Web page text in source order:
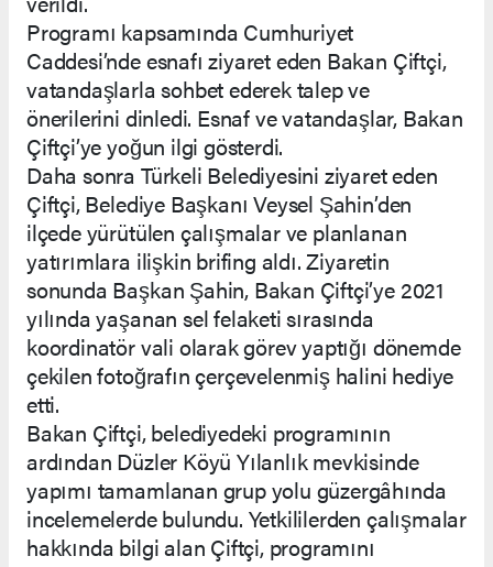
Programı kapsamında Cumhuriyet
Caddesi’nde esnafı ziyaret eden Bakan Çiftçi,
vatandaşlarla sohbet ederek talep ve
önerilerini dinledi. Esnaf ve vatandaşlar, Bakan
Çiftçi’ye yoğun ilgi gösterdi.
Daha sonra Türkeli Belediyesini ziyaret eden
Çiftçi, Belediye Başkanı Veysel Şahin’den
ilçede yürütülen çalışmalar ve planlanan
yatırımlara ilişkin brifing aldı. Ziyaretin
sonunda Başkan Şahin, Bakan Çiftçi’ye 2021
yılında yaşanan sel felaketi sırasında
koordinatör vali olarak görev yaptığı dönemde
çekilen fotoğrafın çerçevelenmiş halini hediye
etti.
Bakan Çiftçi, belediyedeki programının
ardından Düzler Köyü Yılanlık mevkisinde
yapımı tamamlanan grup yolu güzergâhında
incelemelerde bulundu. Yetkililerden çalışmalar
hakkında bilgi alan Çiftçi, programını